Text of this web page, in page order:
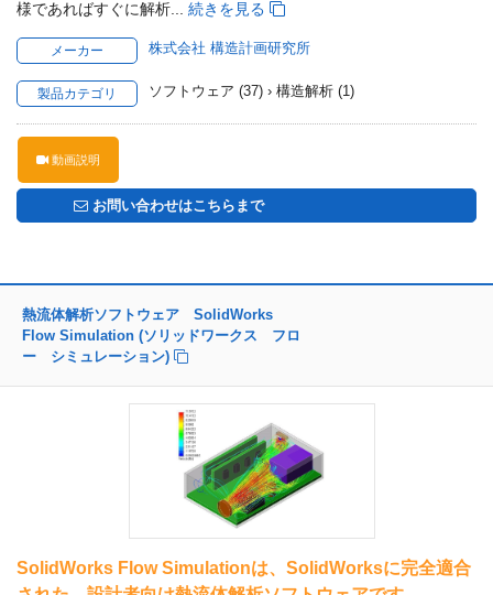
様であればすぐに解析... 続きを見る
メーカー 株式会社 構造計画研究所
製品カテゴリ ソフトウェア (37) › 構造解析 (1)
動画説明
お問い合わせはこちらまで
熱流体解析ソフトウェア SolidWorks
Flow Simulation (ソリッドワークス フロ
ー シミュレーション)
SolidWorks Flow Simulationは、SolidWorksに完全適合